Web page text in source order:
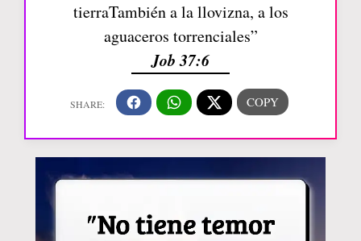
tierraTambién a la llovizna, a los
aguaceros torrenciales”
Job 37:6